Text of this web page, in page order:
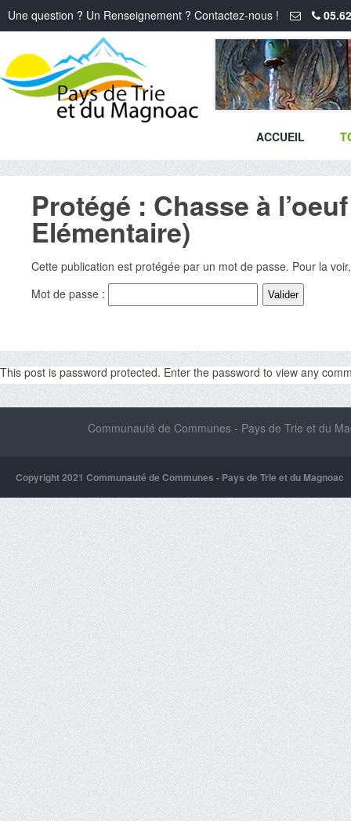
Une question ? Un Renseignement ? Contactez-nous !
ACCUEIL
Protégé : Chasse à
Elémentaire)
Cette publication est protégée par un mot de passe. Pour la
Mot de passe :
This post is password protected. Enter the password to view any
Communauté de Communes - Pays de Trie et du
Copyright 2021 Communauté de Communes - Pays de Trie et du Magnoac